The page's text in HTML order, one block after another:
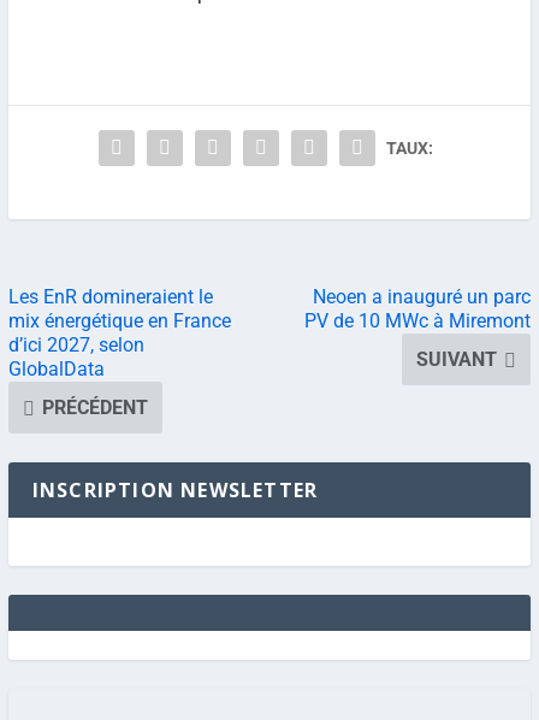
TAUX:
Les EnR domineraient le
mix énergétique en France
d’ici 2027, selon
GlobalData
PRÉCÉDENT
Neoen a inauguré un parc
PV de 10 MWc à Miremont
SUIVANT
INSCRIPTION NEWSLETTER